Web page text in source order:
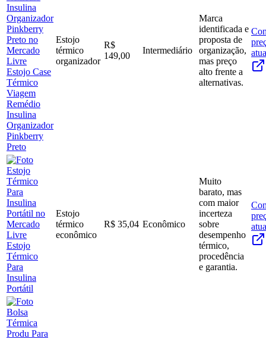
Estojo Case
Térmico
Viagem
Remédio
Insulina
Organizador
Pinkberry
Preto
Estojo
térmico
organizador
R$
149,00
Intermediário
Marca
identificada e
proposta de
organização,
mas preço
alto frente a
alternativas.
Estojo
Térmico
Para
Insulina
Portátil
Estojo
térmico
econômico
R$ 35,04 Econômico
Muito
barato, mas
com maior
incerteza
sobre
desempenho
térmico,
procedência
e garantia.